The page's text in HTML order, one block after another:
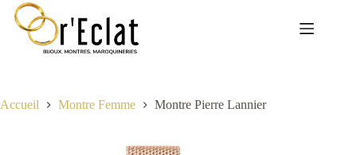
Passer
contenu
Accueil Montre Femme Montre Pierre Lannier